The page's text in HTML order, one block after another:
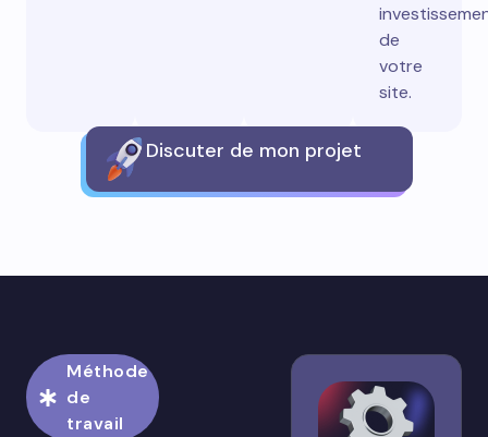
de
votre
site.
Discuter de mon projet
Méthode
de
travail